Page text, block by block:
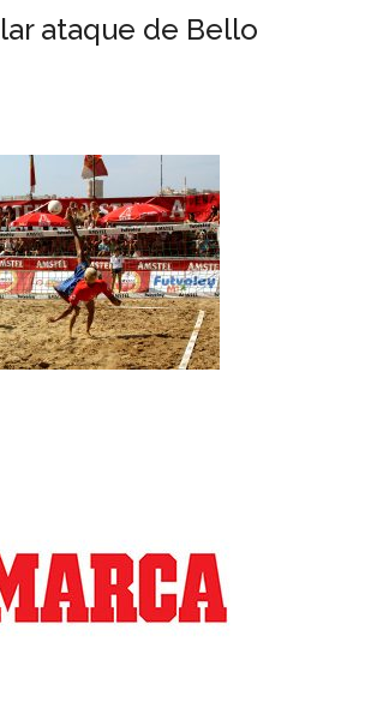
ataque de Bello